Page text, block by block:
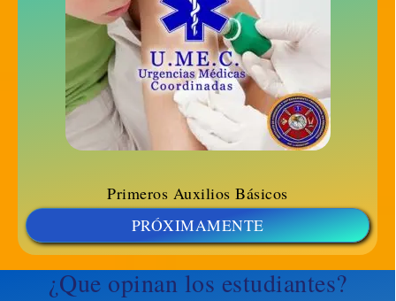
Primeros Auxilios Básicos
PRÓXIMAMENTE
¿Que opinan los estudiantes?